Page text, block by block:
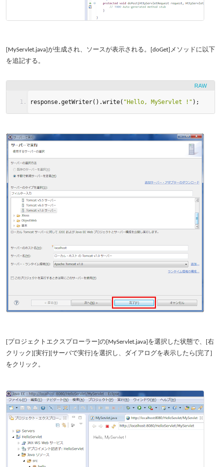
[MyServlet.java]が生成され、ソースが表示される。[doGet]メソッドに以下
を追記する。
RAW
response.getWriter().write( "Hello, MyServlet !" );
[プロジェクトエクスプローラー]の[MyServlet.java]を選択した状態で、[右
クリック][実行][サーバで実行]を選択し、ダイアログを表示したら[完了]
をクリック。